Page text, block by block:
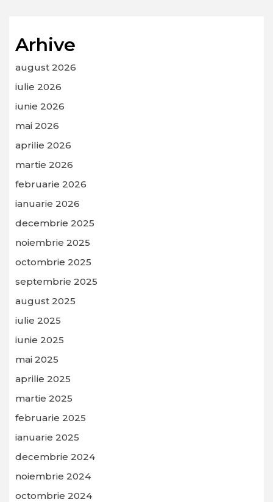
Arhive
august 2026
iulie 2026
iunie 2026
mai 2026
aprilie 2026
martie 2026
februarie 2026
ianuarie 2026
decembrie 2025
noiembrie 2025
octombrie 2025
septembrie 2025
august 2025
iulie 2025
iunie 2025
mai 2025
aprilie 2025
martie 2025
februarie 2025
ianuarie 2025
decembrie 2024
noiembrie 2024
octombrie 2024